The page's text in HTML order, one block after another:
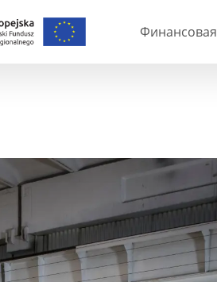
Финансовая